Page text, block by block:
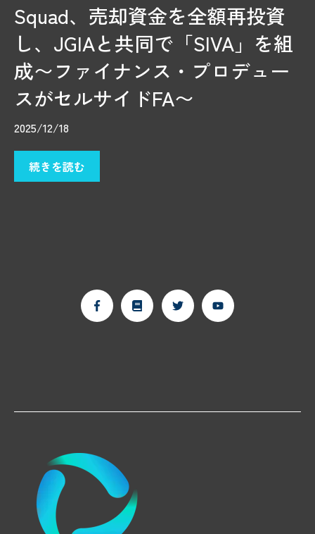
Squad、売却資金を全額再投資
し、JGIAと共同で「SIVA」を組
成〜ファイナンス・プロデュー
スがセルサイドFA〜
2025/12/18
続きを読む